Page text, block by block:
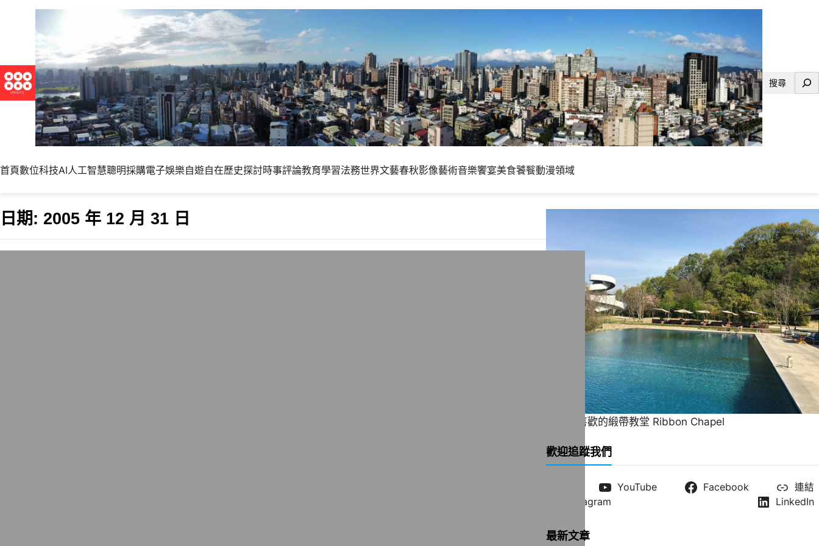
搜
首頁數位科技AI人工智慧聰明採購電子娛樂自遊自在歷史探討時事評論教育學習法務世界文藝春秋影像藝術音樂饗宴美食饕餮動漫領域
日期: 2005 年 12 月 31 日
一直很喜歡的緞帶教堂 Ribbon Chapel
歡迎追蹤我們
YouTube Facebook
連結
Instagram
LinkedIn
最新文章